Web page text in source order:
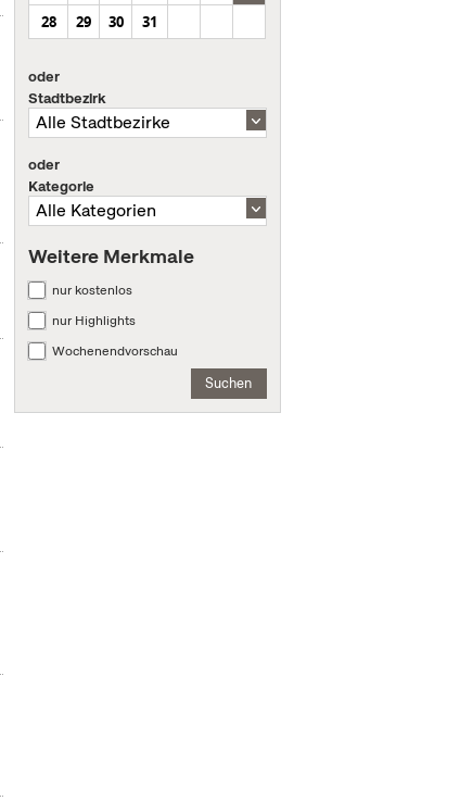
28
29 30 31
oder
Stadtbezirk
oder
Kategorie
Weitere Merkmale
nur kostenlos
nur Highlights
Wochenendvorschau
Suchen